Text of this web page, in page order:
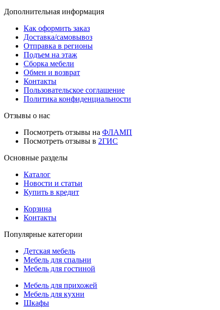
Дополнительная информация
Как оформить заказ
Доставка/самовывоз
Отправка в регионы
Подъем на этаж
Сборка мебели
Обмен и возврат
Контакты
Пользовательское соглашение
Политика конфиденциальности
Отзывы о нас
Посмотреть отзывы на ФЛАМП
Посмотреть отзывы в 2ГИС
Основные разделы
Каталог
Новости и статьи
Купить в кредит
Корзина
Контакты
Популярные категории
Детская мебель
Мебель для спальни
Мебель для гостиной
Мебель для прихожей
Мебель для кухни
Шкафы